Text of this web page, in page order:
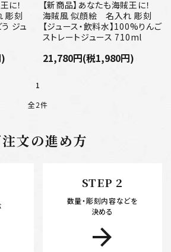
に！
彫刻
ジュ
【新商品】あなたも海賊王に！
海賊風 似顔絵 名入れ 彫刻
【ジュース・飲料水】100%りんご
ストレートジュース 710ml
21,780円(税1,980円)
1
全2件
注文の進め方
STEP 2
数量・彫刻内容などを
決める
arrow_forward